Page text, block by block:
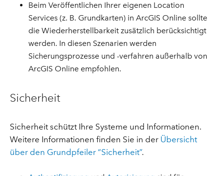
Beim Veröffentlichen Ihrer eigenen Location
Services (z. B. Grundkarten) in ArcGIS Online sollte
die Wiederherstellbarkeit zusätzlich berücksichtigt
werden. In diesen Szenarien werden
Sicherungsprozesse und -verfahren außerhalb von
ArcGIS Online empfohlen.
Sicherheit
Sicherheit schützt Ihre Systeme und Informationen.
Weitere Informationen finden Sie in der Übersicht
über den Grundpfeiler “Sicherheit”.